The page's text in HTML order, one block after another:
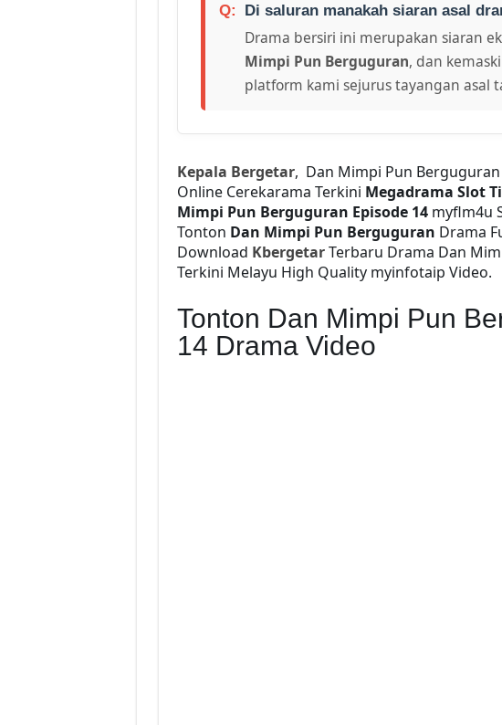
Di saluran manakah siaran asal
Drama bersiri ini merupakan siaran
Mimpi Pun Berguguran, dan
platform kami sejurus tayangan asal
Kepala Bergetar, Dan Mimpi Pun
Online Cerekarama Terkini Megadrama Slot
Mimpi Pun Berguguran Episode 14 myflm4u
Tonton Dan Mimpi Pun Berguguran Drama
Download KbergetarTerbaru Drama Dan
Terkini Melayu High Quality myinfotaip Video.
Tonton Dan Mimpi Pun
14 Drama Video